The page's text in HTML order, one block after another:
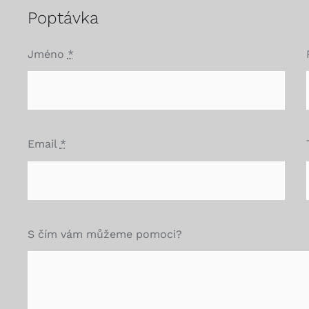
Poptávka
Jméno *
Email *
S čím vám můžeme pomoci?